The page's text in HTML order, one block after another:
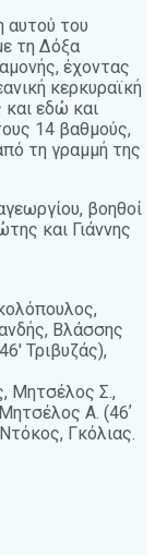
αυτού του
τη Δόξα
έχοντας
κερκυραϊκή
και εδώ και
14 βαθμούς,
τη γραμμή της
βοηθοί
και Γιάννης
Βλάσσης
Τριβυζάς),
Μητσέλος Σ.,
Α. (46ʼ
Γκόλιας.